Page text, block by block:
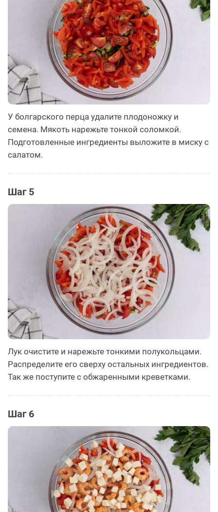
У болгарского перца удалите плодоножку и
семена. Мякоть нарежьте тонкой соломкой.
Подготовленные ингредиенты выложите в миску с
салатом.
Шаг 5
Лук очистите и нарежьте тонкими полукольцами.
Распределите его сверху остальных ингредиентов.
Так же поступите с обжаренными креветками.
Шаг 6